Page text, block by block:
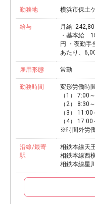
勤務地 横浜市保土
給与
月給:
・基本給
円 ・夜勤
あたり、
雇用形態 常勤
勤務時間
変形労働時
（1） 7:00
（2） 8:30
（3）
（4）
※時間外労
沿線/最寄
駅
相鉄本線天
相鉄本線西
相鉄本線星